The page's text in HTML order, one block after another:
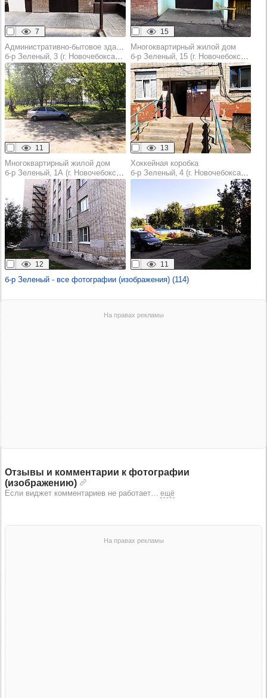
7 15
б‑р Зеленый, 3 (г. Новочебоксарск)
11
Многоквартирный жилой дом
б‑р Зеленый, 15 (г. Новочебоксарск)
13
Многоквартирный жилой дом
б‑р Зеленый, 1А (г. Новочебоксарск)
12
Хоккейная коробка
б‑р Зеленый, 4 (г. Новочебоксарск)
11
б‑р Зеленый - все фотографии (изображения) (114)
Отзывы и комментарии к фотографии
(изображению)
Если виджет комментариев не работает ещё